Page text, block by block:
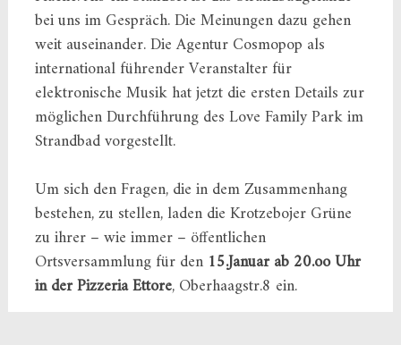
bei uns im Gespräch. Die Meinungen dazu gehen
weit auseinander. Die Agentur Cosmopop als
international führender Veranstalter für
elektronische Musik hat jetzt die ersten Details zur
möglichen Durchführung des Love Family Park im
Strandbad vorgestellt.
Um sich den Fragen, die in dem Zusammenhang
bestehen, zu stellen, laden die Krotzebojer Grüne
zu ihrer – wie immer – öffentlichen
Ortsversammlung für den 15.Januar ab 20.oo Uhr
in der Pizzeria Ettore, Oberhaagstr.8 ein.